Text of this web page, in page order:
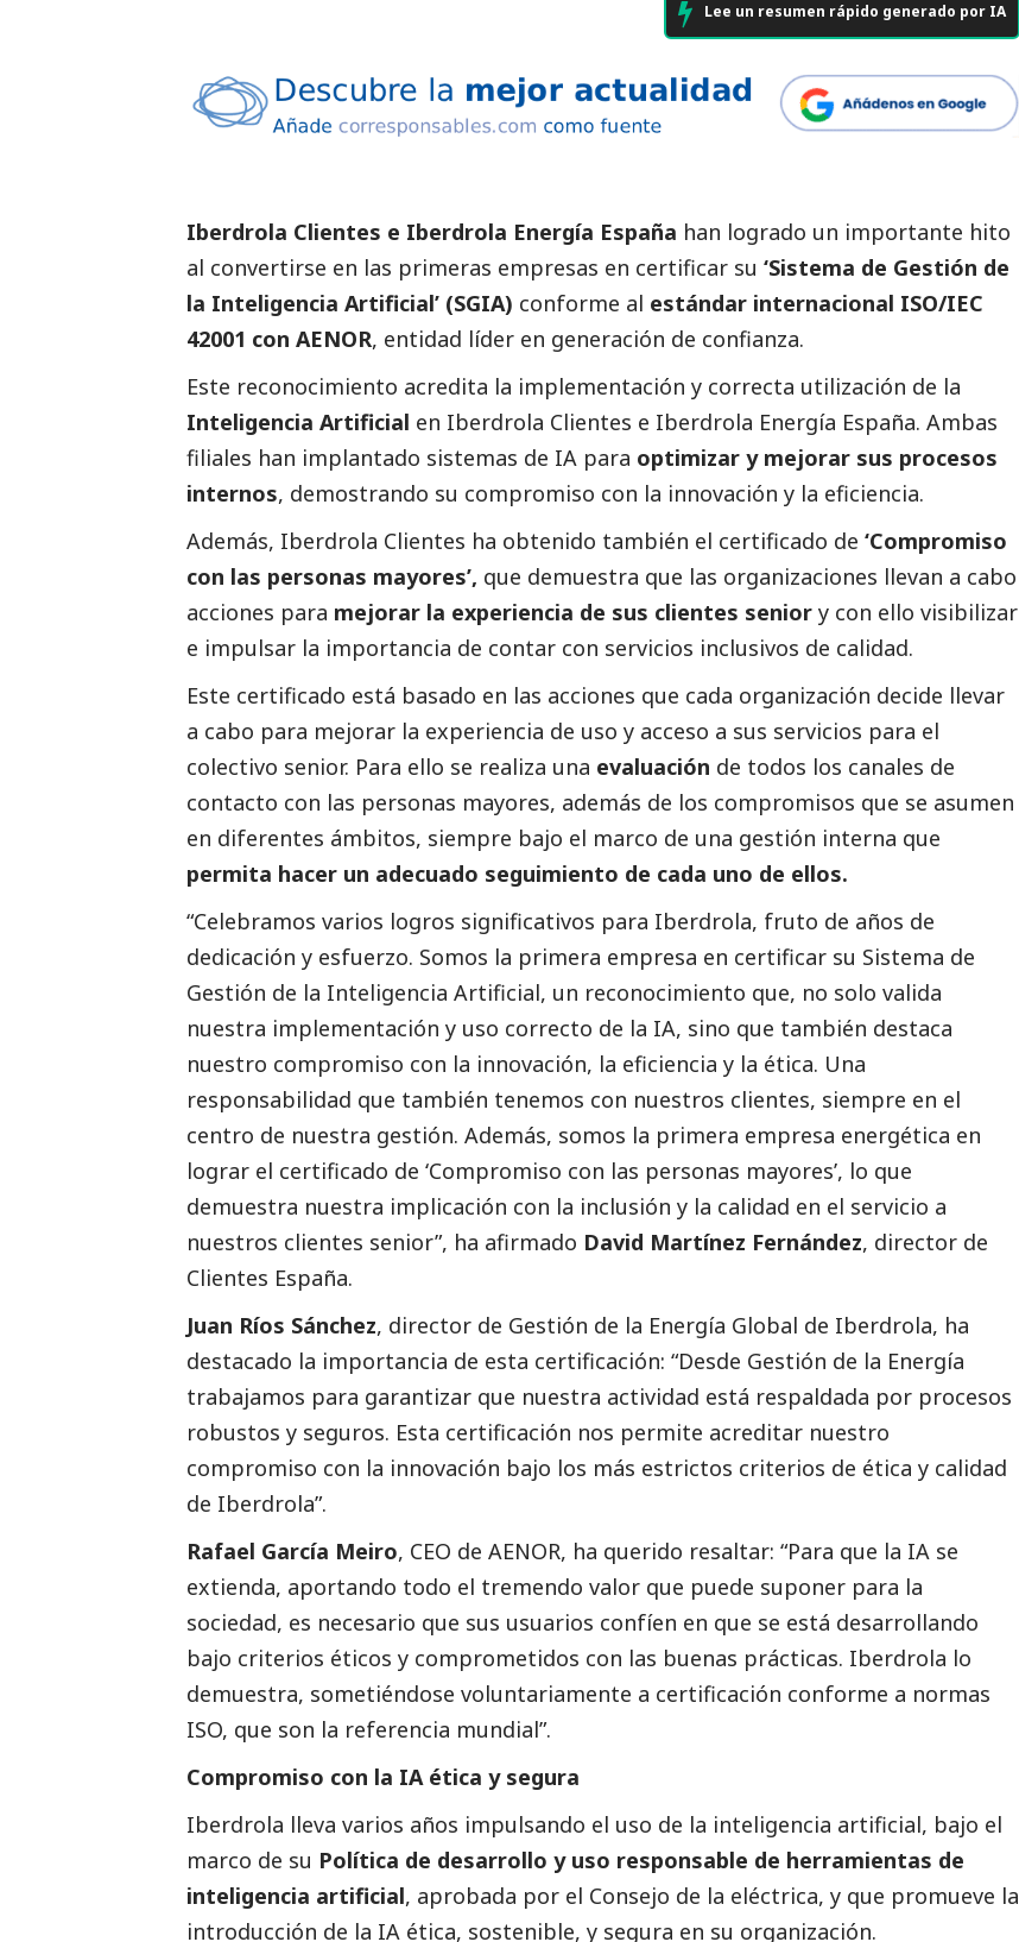
Lee un resumen rápido generado por IA
Iberdrola Clientes e Iberdrola Energía España han logrado un importante hito
al convertirse en las primeras empresas en certificar su ‘Sistema de Gestión de
la Inteligencia Artificial’ (SGIA) conforme al estándar internacional ISO/IEC
42001 con AENOR, entidad líder en generación de confianza.
Este reconocimiento acredita la implementación y correcta utilización de la
Inteligencia Artificial en Iberdrola Clientes e Iberdrola Energía España. Ambas
filiales han implantado sistemas de IA para optimizar y mejorar sus procesos
internos, demostrando su compromiso con la innovación y la eficiencia.
Además, Iberdrola Clientes ha obtenido también el certificado de ‘Compromiso
con las personas mayores’, que demuestra que las organizaciones llevan a cabo
acciones para mejorar la experiencia de sus clientes senior y con ello visibilizar
e impulsar la importancia de contar con servicios inclusivos de calidad.
Este certificado está basado en las acciones que cada organización decide llevar
a cabo para mejorar la experiencia de uso y acceso a sus servicios para el
colectivo senior. Para ello se realiza una evaluación de todos los canales de
contacto con las personas mayores, además de los compromisos que se asumen
en diferentes ámbitos, siempre bajo el marco de una gestión interna que
permita hacer un adecuado seguimiento de cada uno de ellos.
“Celebramos varios logros significativos para Iberdrola, fruto de años de
dedicación y esfuerzo. Somos la primera empresa en certificar su Sistema de
Gestión de la Inteligencia Artificial, un reconocimiento que, no solo valida
nuestra implementación y uso correcto de la IA, sino que también destaca
nuestro compromiso con la innovación, la eficiencia y la ética. Una
responsabilidad que también tenemos con nuestros clientes, siempre en el
centro de nuestra gestión. Además, somos la primera empresa energética en
lograr el certificado de ‘Compromiso con las personas mayores’, lo que
demuestra nuestra implicación con la inclusión y la calidad en el servicio a
nuestros clientes senior”, ha afirmado David Martínez Fernández, director de
Clientes España.
Juan Ríos Sánchez, director de Gestión de la Energía Global de Iberdrola, ha
destacado la importancia de esta certificación: “Desde Gestión de la Energía
trabajamos para garantizar que nuestra actividad está respaldada por procesos
robustos y seguros. Esta certificación nos permite acreditar nuestro
compromiso con la innovación bajo los más estrictos criterios de ética y calidad
de Iberdrola”.
Rafael García Meiro, CEO de AENOR, ha querido resaltar: “Para que la IA se
extienda, aportando todo el tremendo valor que puede suponer para la
sociedad, es necesario que sus usuarios confíen en que se está desarrollando
bajo criterios éticos y comprometidos con las buenas prácticas. Iberdrola lo
demuestra, sometiéndose voluntariamente a certificación conforme a normas
ISO, que son la referencia mundial”.
Compromiso con la IA ética y segura
Iberdrola lleva varios años impulsando el uso de la inteligencia artificial, bajo el
marco de su Política de desarrollo y uso responsable de herramientas de
inteligencia artificial, aprobada por el Consejo de la eléctrica, y que promueve la
introducción de la IA ética, sostenible, y segura en su organización.